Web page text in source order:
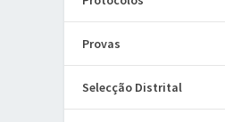
Provas
Selecção Distrital